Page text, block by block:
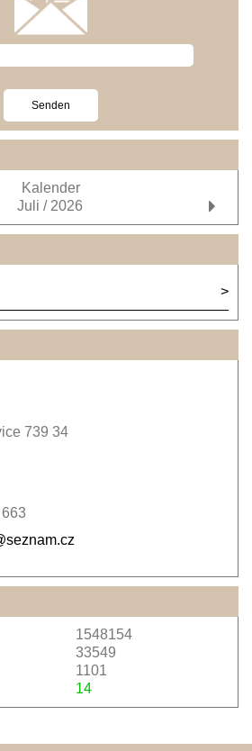
Kalender
Juli / 2026
739 34
14
1548154
33549
1101